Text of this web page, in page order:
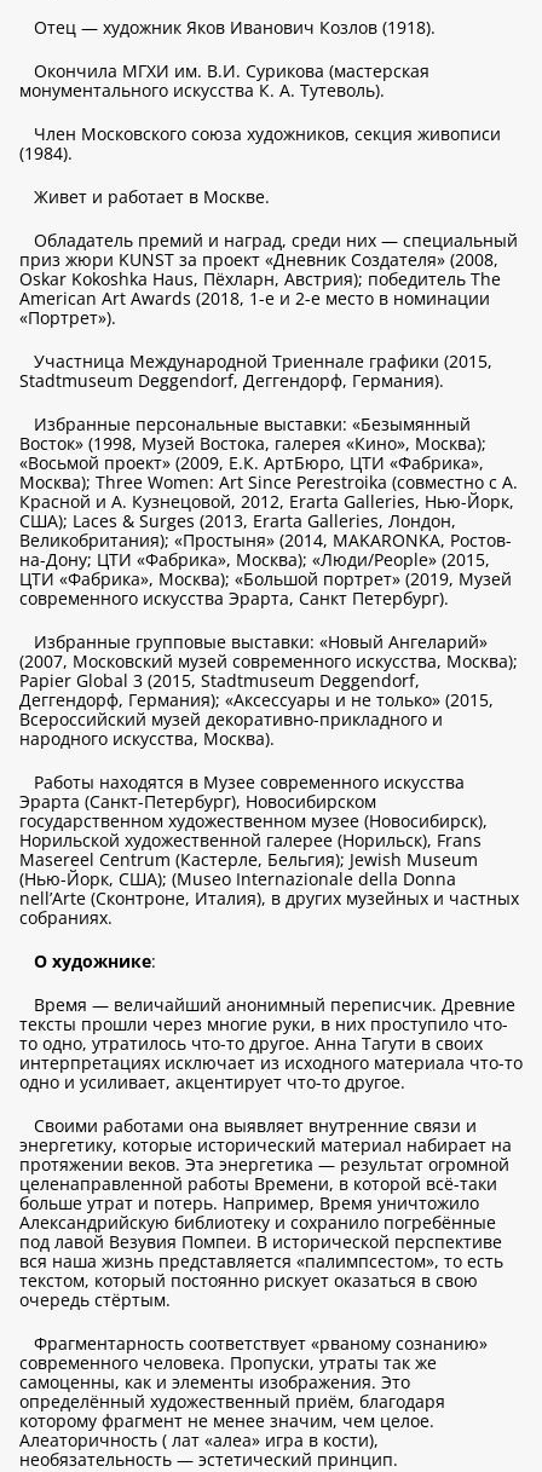
Отец — художник Яков Иванович Козлов (1918).
Окончила МГХИ им. В.И. Сурикова (мастерская
монументального искусства К. А. Тутеволь).
Член Московского союза художников, секция живописи
(1984).
Живет и работает в Москве.
Обладатель премий и наград, среди них — специальный
приз жюри KUNST за проект «Дневник Создателя» (2008,
Oskar Kokoshka Haus, Пёхларн, Австрия); победитель The
American Art Awards (2018, 1-е и 2-е место в номинации
«Портрет»).
Участница Международной Триеннале графики (2015,
Stadtmuseum Deggendorf, Деггендорф, Германия).
Избранные персональные выставки: «Безымянный
Восток» (1998, Музей Востока, галерея «Кино», Москва);
«Восьмой проект» (2009, Е.К. АртБюро, ЦТИ «Фабрика»,
Москва); Three Women: Art Since Perestroika (совместно с А.
Красной и А. Кузнецовой, 2012, Erarta Galleries, Нью-Йорк,
США); Laces & Surges (2013, Erarta Galleries, Лондон,
Великобритания); «Простыня» (2014, MAKARONKA, Ростов-
на-Дону; ЦТИ «Фабрика», Москва); «Люди/People» (2015,
ЦТИ «Фабрика», Москва); «Большой портрет» (2019, Музей
современного искусства Эрарта, Санкт Петербург).
Избранные групповые выставки: «Новый Ангеларий»
(2007, Московский музей современного искусства, Москва);
Papier Global 3 (2015, Stadtmuseum Deggendorf,
Деггендорф, Германия); «Аксессуары и не только» (2015,
Всероссийский музей декоративно-прикладного и
народного искусства, Москва).
Работы находятся в Музее современного искусства
Эрарта (Санкт-Петербург), Новосибирском
государственном художественном музее (Новосибирск),
Норильской художественной галерее (Норильск), Frans
Masereel Centrum (Кастерле, Бельгия); Jewish Museum
(Нью-Йорк, США); (Museo Internazionale della Donna
nell’Arte (Сконтроне, Италия), в других музейных и частных
собраниях.
О художнике:
Время — величайший анонимный переписчик. Древние
тексты прошли через многие руки, в них проступило что-
то одно, утратилось что-то другое. Анна Тагути в своих
интерпретациях исключает из исходного материала что-то
одно и усиливает, акцентирует что-то другое.
Своими работами она выявляет внутренние связи и
энергетику, которые исторический материал набирает на
протяжении веков. Эта энергетика — результат огромной
целенаправленной работы Времени, в которой всё-таки
больше утрат и потерь. Например, Время уничтожило
Александрийскую библиотеку и сохранило погребённые
под лавой Везувия Помпеи. В исторической перспективе
вся наша жизнь представляется «палимпсестом», то есть
текстом, который постоянно рискует оказаться в свою
очередь стёртым.
Фрагментарность соответствует «рваному сознанию»
современного человека. Пропуски, утраты так же
самоценны, как и элементы изображения. Это
определённый художественный приём, благодаря
которому фрагмент не менее значим, чем целое.
Алеаторичность ( лат «алеа» игра в кости),
необязательность — эстетический принцип.